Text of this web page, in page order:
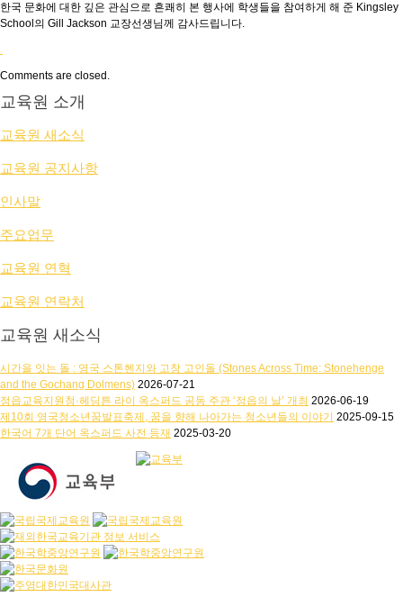
한국 문화에 대한 깊은 관심으로 흔쾌히 본 행사에 학생들을 참여하게 해 준 Kingsley
School의 Gill Jackson 교장선생님께 감사드립니다.
Comments are closed.
교육원 소개
교육원 새소식
교육원 공지사항
인사말
주요업무
교육원 연혁
교육원 연락처
교육원 새소식
시간을 잇는 돌 : 영국 스톤헨지와 고창 고인돌 (Stones Across Time: Stonehenge
and the Gochang Dolmens) 2026-07-21
정읍교육지원청·헤딩튼 라이 옥스퍼드 공동 주관 ‘정읍의 날’ 개최 2026-06-19
제10회 영국청소년꿈발표축제, 꿈을 향해 나아가는 청소년들의 이야기 2025-09-15
한국어 7개 단어 옥스퍼드 사전 등재 2025-03-20